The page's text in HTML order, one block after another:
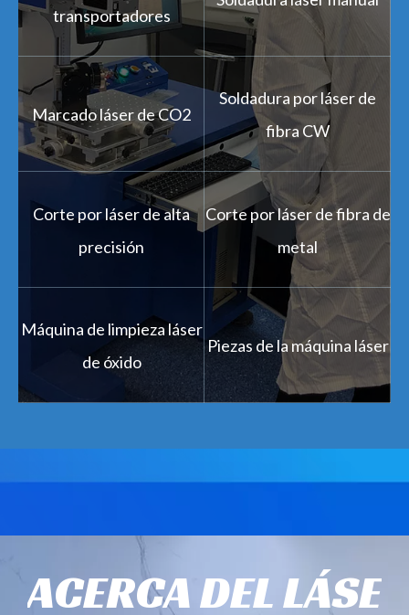
transportadores
Marcado láser de CO2
Soldadura por láser de
fibra CW
Corte por láser de alta
precisión
Corte por láser de fibra de
metal
Máquina de limpieza láser
de óxido
Piezas de la máquina láser
ACERCA DEL